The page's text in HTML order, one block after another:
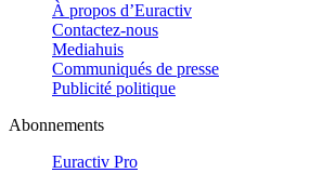
À propos d’Euractiv
Contactez-nous
Mediahuis
Communiqués de presse
Publicité politique
Abonnements
Euractiv Pro